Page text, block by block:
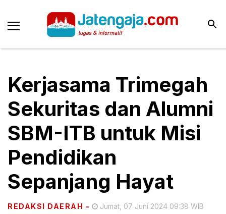
Kerjasama Trimegah
Sekuritas dan Alumni
SBM-ITB untuk Misi
Pendidikan
Sepanjang Hayat
REDAKSI DAERAH - Jumat, 07 Juni 2024 09:38 WIB